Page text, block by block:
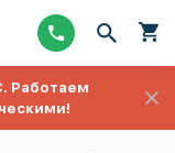
Работаем